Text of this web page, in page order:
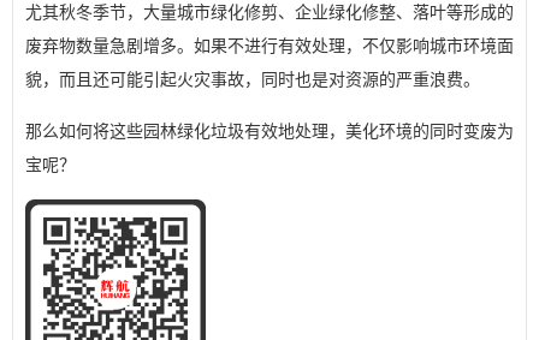
尤其秋冬季节，大量城市绿化修剪、企业绿化修整、落叶等形成的
废弃物数量急剧增多。如果不进行有效处理，不仅影响城市环境面
貌，而且还可能引起火灾事故，同时也是对资源的严重浪费。
那么如何将这些园林绿化垃圾有效地处理，美化环境的同时变废为
宝呢？